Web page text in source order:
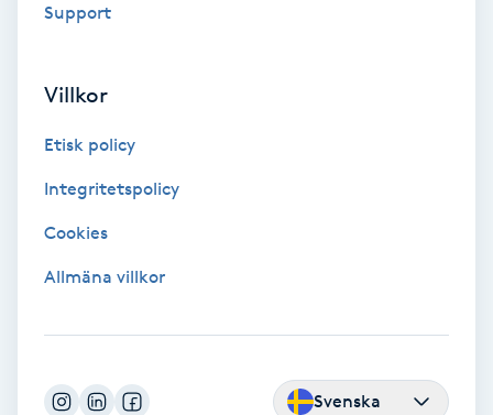
Damklippning
Dermapen
Support
Villkor
Etisk policy
Integritetspolicy
Cookies
Allmäna villkor
Svenska